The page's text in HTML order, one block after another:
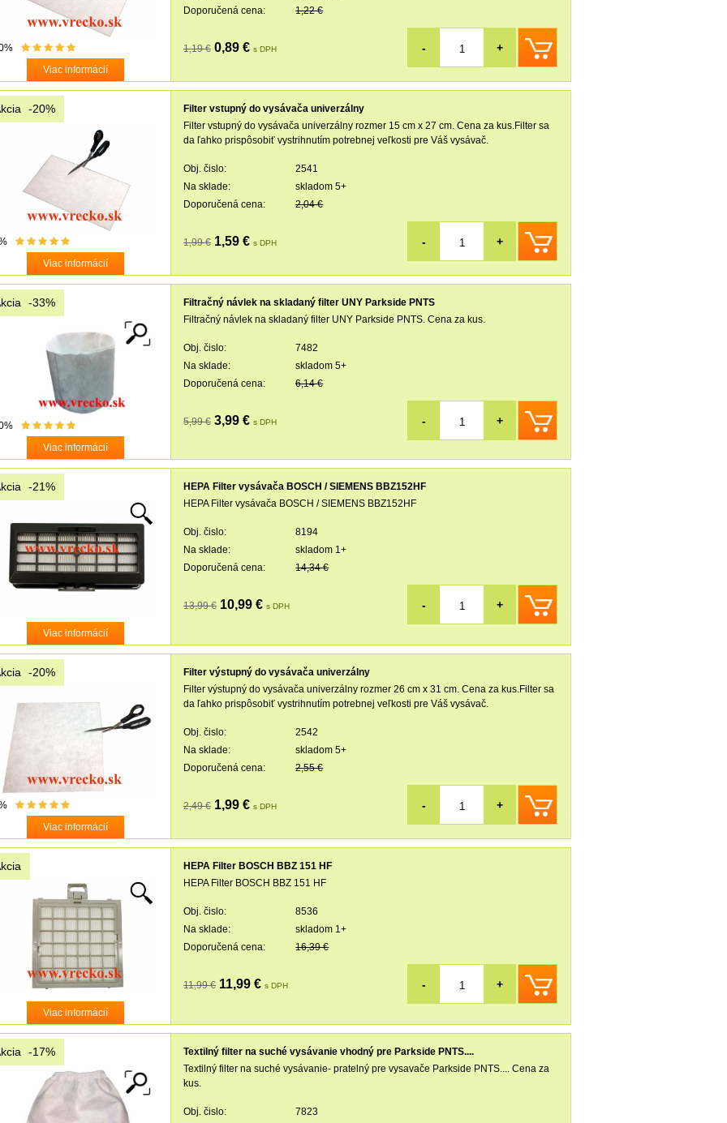
Viac informácií
Doporučená cena:
1,22 €
1,19 € 0,89 € s DPH - +
-20%
Viac informácií
Filter vstupný do vysávača univerzálny
Filter vstupný do vysávača univerzálny rozmer 15 cm x 27 cm. Cena za kus.Filter sa
da ľahko prispôsobiť vystrihnutím potrebnej veľkosti pre Váš vysávač.
Obj. čislo:
2541
Na sklade:
skladom 5+
Doporučená cena:
2,04 €
1,99 € 1,59 € s DPH - +
-33%
Viac informácií
Filtračný návlek na skladaný filter UNY Parkside PNTS
Filtračný návlek na skladaný filter UNY Parkside PNTS. Cena za kus.
Obj. čislo:
7482
Na sklade:
skladom 5+
Doporučená cena:
6,14 €
5,99 € 3,99 € s DPH - +
-21%
Viac informácií
HEPA Filter vysávača BOSCH / SIEMENS BBZ152HF
HEPA Filter vysávača BOSCH / SIEMENS BBZ152HF
Obj. čislo:
8194
Na sklade:
skladom 1+
Doporučená cena:
14,34 €
13,99 € 10,99 € s DPH - +
-20%
Viac informácií
Filter výstupný do vysávača univerzálny
Filter výstupný do vysávača univerzálny rozmer 26 cm x 31 cm. Cena za kus.Filter sa
da ľahko prispôsobiť vystrihnutím potrebnej veľkosti pre Váš vysávač.
Obj. čislo:
2542
Na sklade:
skladom 5+
Doporučená cena:
2,55 €
2,49 € 1,99 € s DPH - +
Viac informácií
HEPA Filter BOSCH BBZ 151 HF
HEPA Filter BOSCH BBZ 151 HF
Obj. čislo:
8536
Na sklade:
skladom 1+
Doporučená cena:
16,39 €
11,99 € 11,99 € s DPH - +
-17%
Textilný filter na suché vysávanie vhodný pre Parkside PNTS....
Textilný filter na suché vysávanie- pratelný pre vysavače Parkside PNTS.... Cena za
kus.
Obj. čislo: 7823